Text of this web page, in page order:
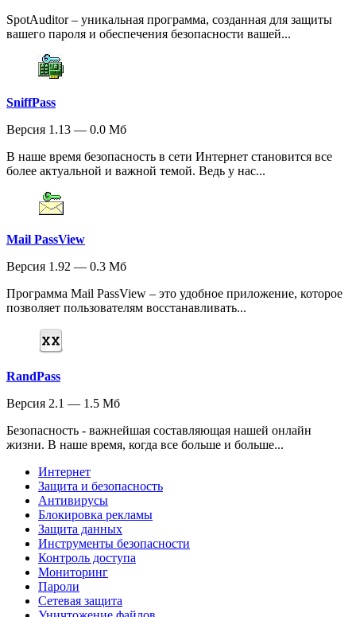
SpotAuditor – уникальная программа, созданная для защиты
вашего пароля и обеспечения безопасности вашей...
SniffPass
Версия 1.13 — 0.0 Мб
В наше время безопасность в сети Интернет становится все
более актуальной и важной темой. Ведь у нас...
Mail PassView
Версия 1.92 — 0.3 Мб
Программа Mail PassView – это удобное приложение, которое
позволяет пользователям восстанавливать...
RandPass
Версия 2.1 — 1.5 Мб
Безопасность - важнейшая составляющая нашей онлайн
жизни. В наше время, когда все больше и больше...
Интернет
Защита и безопасность
Антивирусы
Блокировка рекламы
Защита данных
Инструменты безопасности
Контроль доступа
Мониторинг
Пароли
Сетевая защита